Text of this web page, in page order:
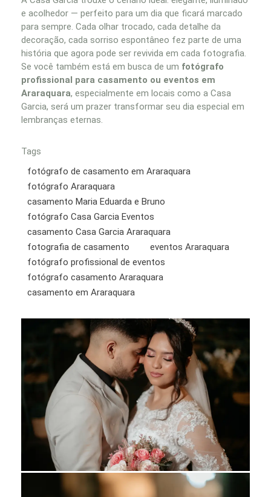
e acolhedor — perfeito para um dia que ficará marcado
para sempre. Cada olhar trocado, cada detalhe da
decoração, cada sorriso espontâneo fez parte de uma
história que agora pode ser revivida em cada fotografia.
Se você também está em busca de um fotógrafo
profissional para casamento ou eventos em
Araraquara, especialmente em locais como a Casa
Garcia, será um prazer transformar seu dia especial em
lembranças eternas.
Tags
fotógrafo de casamento em Araraquara
fotógrafo Araraquara
casamento Maria Eduarda e Bruno
fotógrafo Casa Garcia Eventos
casamento Casa Garcia Araraquara
fotografia de casamento
eventos Araraquara
fotógrafo profissional de eventos
fotógrafo casamento Araraquara
casamento em Araraquara